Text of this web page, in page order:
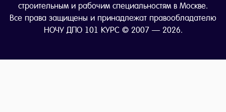
строительным и рабочим специальностям в Москве.
Все права защищены и принадлежат правообладателю
НОЧУ ДПО 101 КУРС © 2007 — 2026.